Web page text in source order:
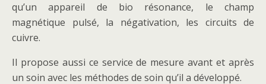
qu’un appareil de bio résonance, le champ
magnétique pulsé, la négativation, les circuits de
cuivre.
Il propose aussi ce service de mesure avant et après
un soin avec les méthodes de soin qu’il a développé.